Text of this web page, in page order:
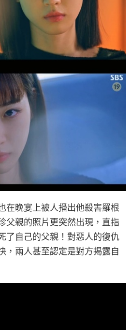
在晚宴上被人播出他殺害羅根
父親的照片更突然出現，直指
了自己的父親！對惡人的復仇
，兩人甚至認定是對方揭露自